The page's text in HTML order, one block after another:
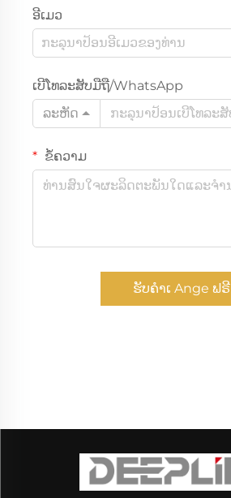
ອີເມວ
ເບີໂທລະສັບມືຖື/WhatsApp
ລະຫັດ
ຂໍ້ຄວາມ
ຮັບຄຳເ Ange ຟຣີ